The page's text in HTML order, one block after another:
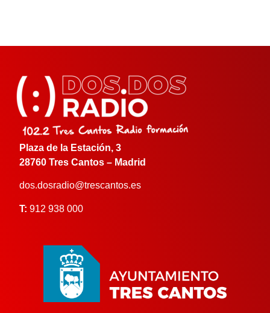
Plaza de la Estación, 3
28760 Tres Cantos – Madrid
dos.dosradio@trescantos.es
T: 912 938 000